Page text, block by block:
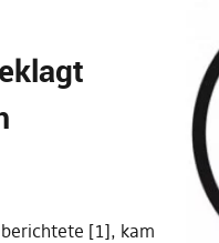
[1], kam